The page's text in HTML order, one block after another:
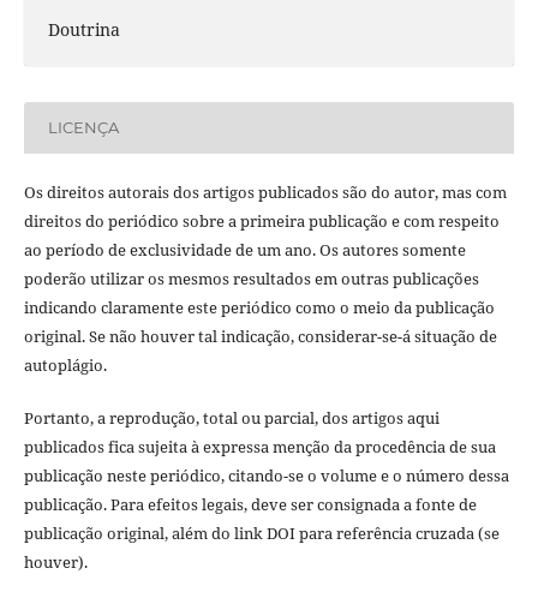
Doutrina
LICENÇA
Os direitos autorais dos artigos publicados são do autor, mas com
direitos do periódico sobre a primeira publicação e com respeito
ao período de exclusividade de um ano. Os autores somente
poderão utilizar os mesmos resultados em outras publicações
indicando claramente este periódico como o meio da publicação
original. Se não houver tal indicação, considerar-se-á situação de
autoplágio.
Portanto, a reprodução, total ou parcial, dos artigos aqui
publicados fica sujeita à expressa menção da procedência de sua
publicação neste periódico, citando-se o volume e o número dessa
publicação. Para efeitos legais, deve ser consignada a fonte de
publicação original, além do link DOI para referência cruzada (se
houver).